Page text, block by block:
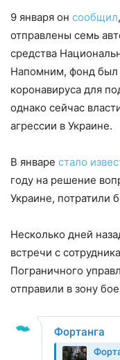
9 января он сообщил
отправлены семь
средства
Напомним, фонд был
коронавируса для
однако сейчас
агрессии в Украине.
В январе стало
году на решение
Украине, потратили
Несколько дней
встречи с
Пограничного
отправили в зону